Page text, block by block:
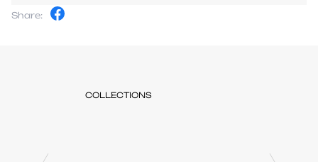
Share:
COLLECTIONS